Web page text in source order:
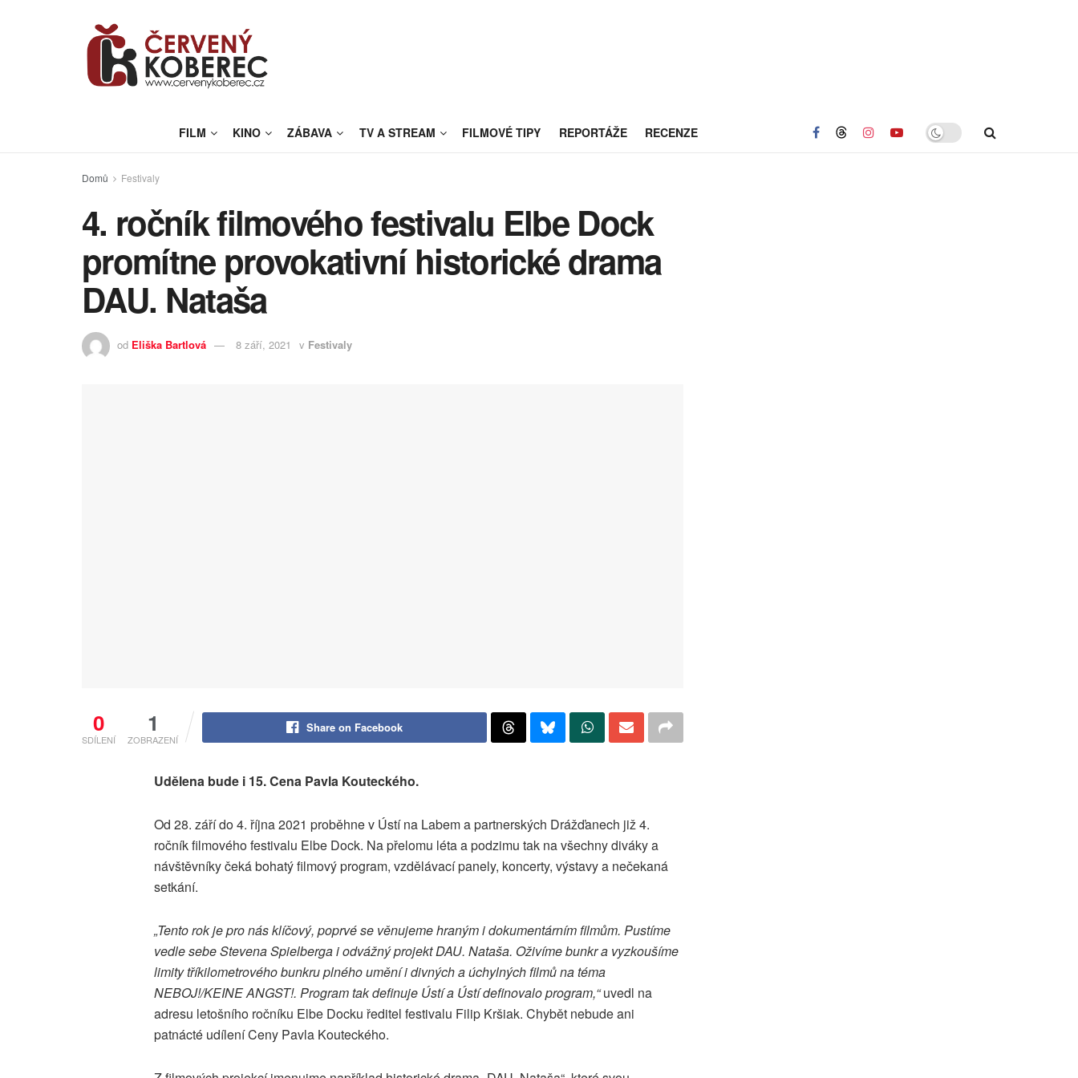
FILM KINO ZÁBAVA TV A STREAM FILMOVÉ TIPY REPORTÁŽE RECENZE
Domů Festivaly
4. ročník filmového festivalu Elbe Dock
promítne provokativní historické drama
DAU. Nataša
od Eliška Bartlová 8 září, 2021 v Festivaly
0
SDÍLENÍ
1
ZOBRAZENÍ
Share on Facebook
Udělena bude i 15. Cena Pavla Kouteckého.
Od 28. září do 4. října 2021 proběhne v Ústí na Labem a partnerských Drážďanech již 4.
ročník filmového festivalu Elbe Dock. Na přelomu léta a podzimu tak na všechny diváky a
návštěvníky čeká bohatý filmový program, vzdělávací panely, koncerty, výstavy a nečekaná
setkání.
„Tento rok je pro nás klíčový, poprvé se věnujeme hraným i dokumentárním filmům. Pustíme
vedle sebe Stevena Spielberga i odvážný projekt DAU. Nataša. Oživíme bunkr a vyzkoušíme
limity tříkilometrového bunkru plného umění i divných a úchylných filmů na téma
NEBOJ!/KEINE ANGST!. Program tak definuje Ústí a Ústí definovalo program,“uvedl na
adresu letošního ročníku Elbe Docku ředitel festivalu Filip Kršiak. Chybět nebude ani
patnácté udílení Ceny Pavla Kouteckého.